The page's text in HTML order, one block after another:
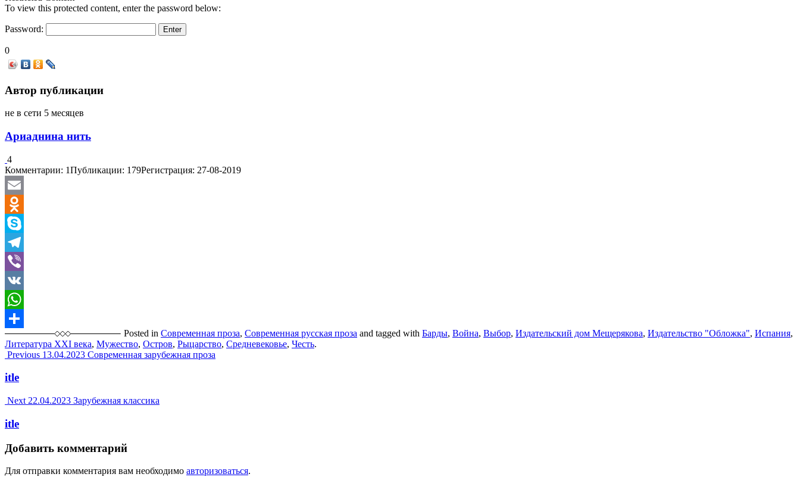
To view this protected content, enter the password below:
Password:
0
Автор публикации
не в сети 5 месяцев
Ариаднина нить
4
Комментарии: 1Публикации: 179Регистрация: 27-08-2019
Email
Odnoklassniki
Skype
Telegram
Viber
VK
WhatsApp
Отправить
Posted in Современная проза, Современная русская проза and tagged with Барды, Война, Выбор, Издательский дом Мещерякова, Издательство "Обложка", Испания,
Литература XXI века, Мужество, Остров, Рыцарство, Средневековье, Честь.
Post
navigation
Previous 13.04.2023 Современная зарубежная проза
itle
Next 22.04.2023 Зарубежная классика
itle
Добавить комментарий
Для отправки комментария вам необходимо авторизоваться.